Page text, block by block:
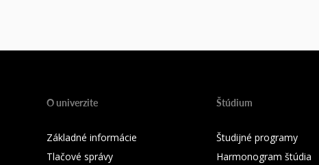
O univerzite
Základné informácie
Tlačové správy
Štúdium
Študijné programy
Harmonogram štúdia